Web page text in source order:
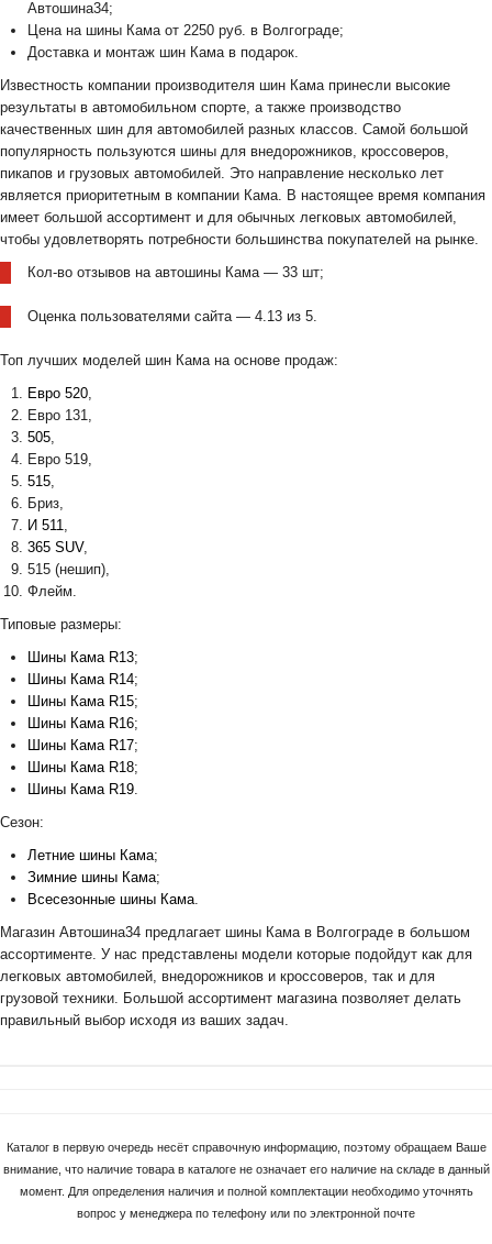
Автошина34;
Цена на шины Кама от 2250 руб. в Волгограде;
Доставка и монтаж шин Кама в подарок.
Известность компании производителя шин Кама принесли высокие
результаты в автомобильном спорте, а также производство
качественных шин для автомобилей разных классов. Самой большой
популярность пользуются шины для внедорожников, кроссоверов,
пикапов и грузовых автомобилей. Это направление несколько лет
является приоритетным в компании Кама. В настоящее время компания
имеет большой ассортимент и для обычных легковых автомобилей,
чтобы удовлетворять потребности большинства покупателей на рынке.
Кол-во отзывов на автошины Кама — 33 шт;
Оценка пользователями сайта — 4.13 из 5.
Топ лучших моделей шин Кама на основе продаж:
Евро 520
Евро 131,
505
Евро 519,
515
Бриз,
И 511
365 SUV,
515 (нешип),
Флейм.
Типовые размеры:
Шины Кама R13;
Шины Кама R14;
Шины Кама R15;
Шины Кама R16;
Шины Кама R17;
Шины Кама R18;
Шины Кама R19
Сезон:
Летние шины Кама;
Зимние шины Кама;
Всесезонные шины Кама
Магазин Автошина34 предлагает шины Кама в Волгограде в большом
ассортименте. У нас представлены модели которые подойдут как для
легковых автомобилей, внедорожников и кроссоверов, так и для
грузовой техники. Большой ассортимент магазина позволяет делать
правильный выбор исходя из ваших задач.
Каталог в первую очередь несёт справочную информацию, поэтому обращаем Ваше
внимание, что наличие товара в каталоге не означает его наличие на складе в данный
момент. Для определения наличия и полной комплектации необходимо уточнять
вопрос у менеджера по телефону или по электронной почте